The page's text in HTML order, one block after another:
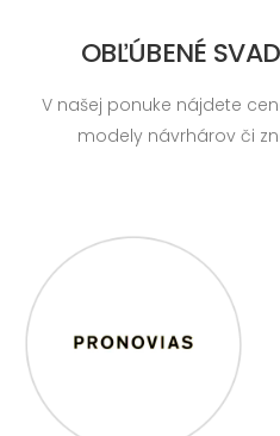
OBĽÚBENÉ
V našej ponuke nájdete
modely návrhárov či